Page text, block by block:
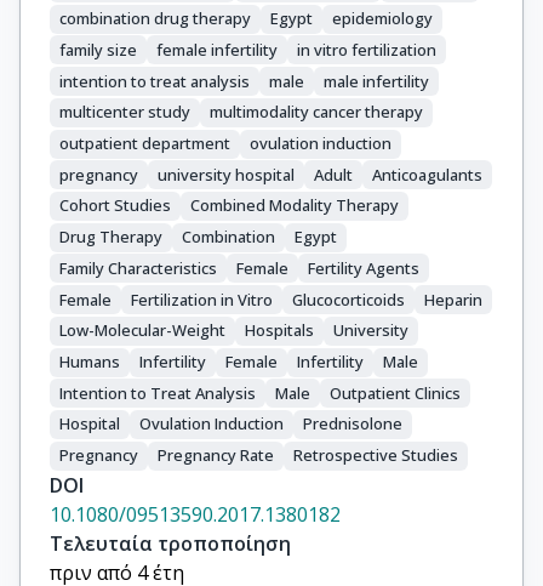
combination drug therapy
Egypt
epidemiology
family size
female infertility
in vitro fertilization
intention to treat analysis
male
male infertility
multicenter study
multimodality cancer therapy
outpatient department
ovulation induction
pregnancy
university hospital Adult
Anticoagulants
Cohort Studies
Combined Modality Therapy
Drug Therapy
Combination
Egypt
Family Characteristics
Female
Fertility Agents
Female
Fertilization in Vitro Glucocorticoids
Heparin
Low-Molecular-Weight
Hospitals
University
Humans
Infertility Female Infertility
Male
Intention to Treat Analysis
Male
Outpatient Clinics
Hospital
Ovulation Induction
Prednisolone
Pregnancy
Pregnancy Rate Retrospective Studies
DOI
10.1080/09513590.2017.1380182
Τελευταία τροποποίηση
πριν από 4 έτη